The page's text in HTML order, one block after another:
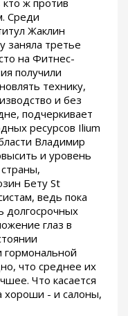
кто ж против
Среди
Жаклин
заняла третье
на Фитнес-
получили
технику,
и без
подчеркивает
ресурсов Ilium
Владимир
и уровень
Бету St
ведь пока
долгосрочных
глаз в
что среднее их
Что касается
хороши - и салоны,